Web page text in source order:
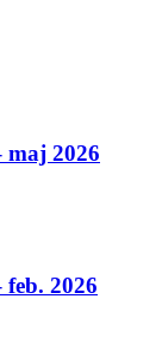
maj 2026
2026